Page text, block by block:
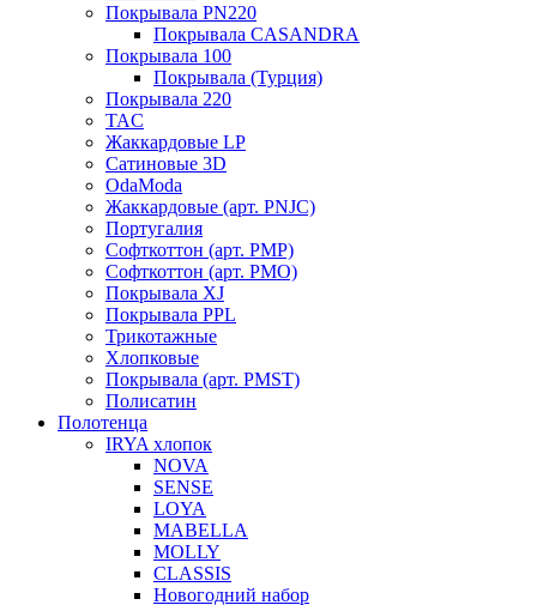
Покрывала PN220
Покрывала CASANDRA
Покрывала 100
Покрывала (Турция)
Покрывала 220
TAC
Жаккардовые LP
Сатиновые 3D
OdaModa
Жаккардовые (арт. PNJC)
Португалия
Софткоттон (арт. PMP)
Софткоттон (арт. PMO)
Покрывала XJ
Покрывала PPL
Трикотажные
Хлопковые
Покрывала (арт. PMST)
Полисатин
Полотенца
IRYA хлопок
NOVA
SENSE
LOYA
MABELLA
MOLLY
CLASSIS
Новогодний набор